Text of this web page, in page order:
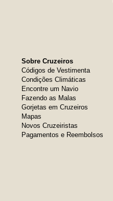
Sobre Cruzeiros
Códigos de Vestimenta
Condições Climáticas
Encontre um Navio
Fazendo as Malas
Gorjetas em Cruzeiros
Mapas
Novos Cruzeiristas
Pagamentos e Reembolsos